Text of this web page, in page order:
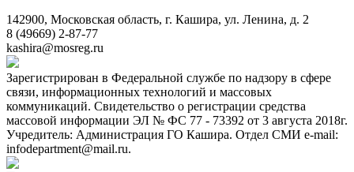
142900, Московская область, г. Кашира, ул. Ленина, д. 2
8 (49669) 2-87-77
kashira@mosreg.ru
Зарегистрирован в Федеральной службе по надзору в сфере
связи, информационных технологий и массовых
коммуникаций. Свидетельство о регистрации средства
массовой информации ЭЛ № ФС 77 - 73392 от 3 августа 2018г.
Учредитель: Администрация ГО Кашира. Отдел СМИ e-mail:
infodepartment@mail.ru.